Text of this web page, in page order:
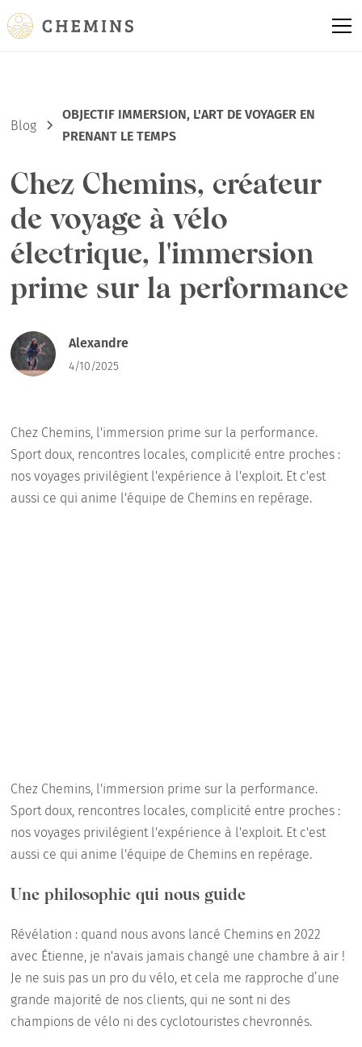
Blog
OBJECTIF IMMERSION, L'ART DE VOYAGER EN
PRENANT LE TEMPS
Chez Chemins, créateur
de voyage à vélo
électrique, l'immersion
prime sur la performance
Alexandre
4/10/2025
Chez Chemins, l'immersion prime sur la performance.
Sport doux, rencontres locales, complicité entre proches :
nos voyages privilégient l'expérience à l'exploit. Et c'est
aussi ce qui anime l'équipe de Chemins en repérage.
Chez Chemins, l'immersion prime sur la performance.
Sport doux, rencontres locales, complicité entre proches :
nos voyages privilégient l'expérience à l'exploit. Et c'est
aussi ce qui anime l'équipe de Chemins en repérage.
Une philosophie qui nous guide
Révélation : quand nous avons lancé Chemins en 2022
avec Étienne, je n'avais jamais changé une chambre à air !
Je ne suis pas un pro du vélo, et cela me rapproche d’une
grande majorité de nos clients, qui ne sont ni des
champions de vélo ni des cyclotouristes chevronnés.